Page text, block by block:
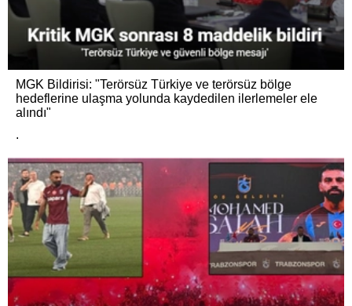
MGK Bildirisi: "Terörsüz Türkiye ve terörsüz bölge
hedeflerine ulaşma yolunda kaydedilen ilerlemeler ele
alındı"
.